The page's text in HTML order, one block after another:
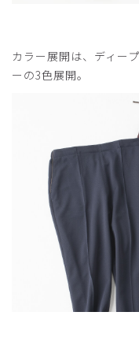
カラー展開は、ディー
ーの3色展開。